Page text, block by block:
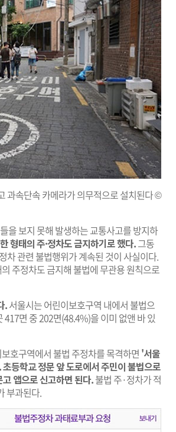
과속단속 카메라가 의무적으로 설치된다 ©
을 보지 못해 발생하는 교통사고를 방지하
형태의 주·정차도 금지하기로 했다.그동
차 관련 불법행위가 계속된 것이 사실이다.
주정차도 금지해 불법에 무관용 원칙으로
.서울시는 어린이보호구역 내에서 불법으
면 중 202면(48.4%)을 이미 없앤 바 있
호구역에서 불법 주정차를 목격하면 '서울
초등학교 정문 앞 도로에서 주민이 불법으로
앱으로 신고하면 된다.불법 주·정차가 적
부과된다.